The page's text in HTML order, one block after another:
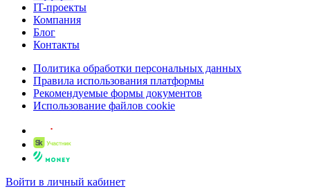
IT-проекты
Компания
Блог
Контакты
Политика обработки персональных данных
Правила использования платформы
Рекомендуемые формы документов
Использование файлов cookie
Войти в личный кабинет